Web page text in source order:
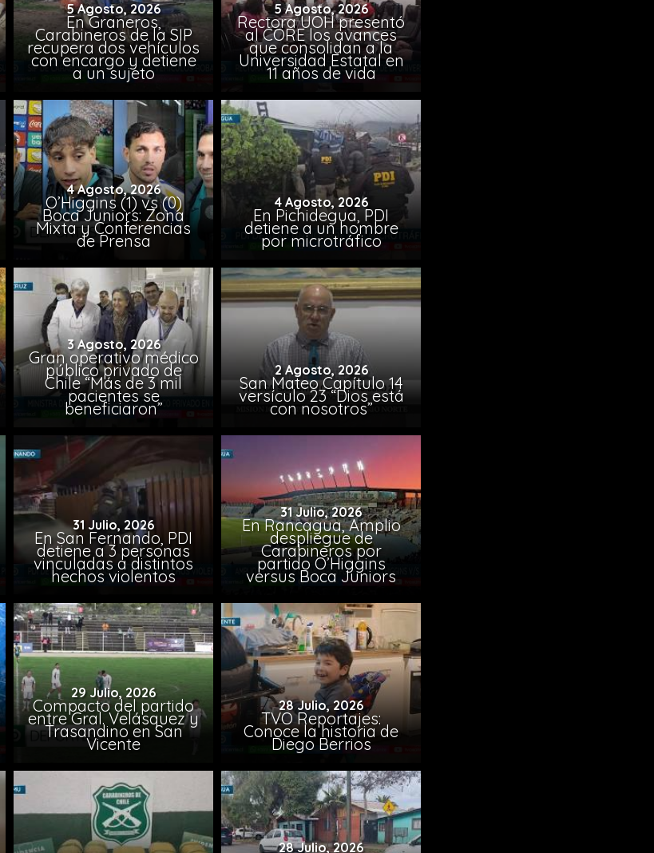
5 Agosto, 2026
En Graneros,
Carabineros de la SIP
recupera dos vehículos
con encargo y detiene
a un sujeto
5 Agosto, 2026
Rectora UOH presentó
al CORE los avances
que consolidan a la
Universidad Estatal en
11 años de vida
4 Agosto, 2026
O’Higgins (1) vs (0)
Boca Juniors: Zona
Mixta y Conferencias
de Prensa
4 Agosto, 2026
En Pichidegua, PDI
detiene a un hombre
por microtráfico
3 Agosto, 2026
Gran operativo médico
público privado de
Chile “Más de 3 mil
pacientes se
beneficiaron”
2 Agosto, 2026
San Mateo Capítulo 14
versículo 23 “Dios está
con nosotros”
31 Julio, 2026
En San Fernando, PDI
detiene a 3 personas
vinculadas a distintos
hechos violentos
31 Julio, 2026
En Rancagua, Amplio
despliegue de
Carabineros por
partido O’Higgins
versus Boca Juniors
29 Julio, 2026
Compacto del partido
entre Gral. Velásquez y
Trasandino en San
Vicente
28 Julio, 2026
TVO Reportajes:
Conoce la historia de
Diego Berrios
28 Julio, 2026